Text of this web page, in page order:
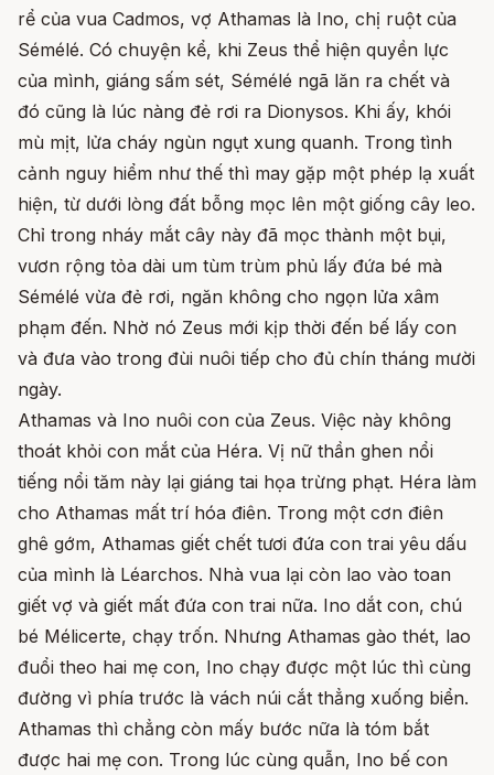
rể của vua Cadmos, vợ Athamas là Ino, chị ruột của
Sémélé. Có chuyện kể, khi Zeus thể hiện quyền lực
của mình, giáng sấm sét, Sémélé ngã lăn ra chết và
đó cũng là lúc nàng đẻ rơi ra Dionysos. Khi ấy, khói
mù mịt, lửa cháy ngùn ngụt xung quanh. Trong tình
cảnh nguy hiểm như thế thì may gặp một phép lạ xuất
hiện, từ dưới lòng đất bỗng mọc lên một giống cây leo.
Chỉ trong nháy mắt cây này đã mọc thành một bụi,
vươn rộng tỏa dài um tùm trùm phủ lấy đứa bé mà
Sémélé vừa đẻ rơi, ngăn không cho ngọn lửa xâm
phạm đến. Nhờ nó Zeus mới kịp thời đến bế lấy con
và đưa vào trong đùi nuôi tiếp cho đủ chín tháng mười
ngày.
Athamas và Ino nuôi con của Zeus. Việc này không
thoát khỏi con mắt của Héra. Vị nữ thần ghen nổi
tiếng nổi tăm này lại giáng tai họa trừng phạt. Héra làm
cho Athamas mất trí hóa điên. Trong một cơn điên
ghê gớm, Athamas giết chết tươi đứa con trai yêu dấu
của mình là Léarchos. Nhà vua lại còn lao vào toan
giết vợ và giết mất đứa con trai nữa. Ino dắt con, chú
bé Mélicerte, chạy trốn. Nhưng Athamas gào thét, lao
đuổi theo hai mẹ con, Ino chạy được một lúc thì cùng
đường vì phía trước là vách núi cắt thẳng xuống biển.
Athamas thì chẳng còn mấy bước nữa là tóm bắt
được hai mẹ con. Trong lúc cùng quẫn, Ino bế con